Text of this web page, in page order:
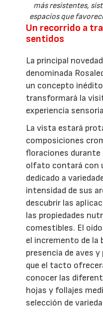
más resistentes,
espacios que
Un recorrido a
sentidos
La principal
denominada
un concepto inédito
transformará la
experiencia
La vista estará
composiciones
floraciones durante
olfato contará con
dedicado a
intensidad de sus
descubrir las
las propiedades
comestibles. El
el incremento de la
presencia de aves
que el tacto
conocer las
hojas y follajes
selección de